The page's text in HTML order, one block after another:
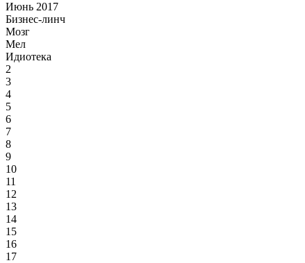
Июнь 2017
Бизнес-линч
Мозг
Мел
Идиотека
2
3
4
5
6
7
8
9
10
11
12
13
14
15
16
17